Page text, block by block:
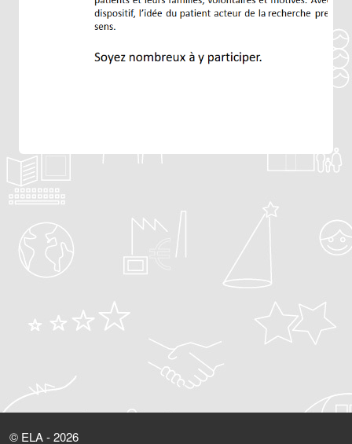
© ELA - 2026